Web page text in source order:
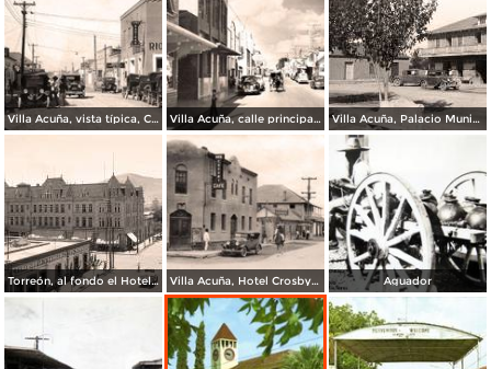
Villa Acuña, vista típica, Café Crosby, 1930 Villa Acuña, calle principal, 1949 Villa Acuña, Palacio Municipal, 1932
Torreón, al fondo el Hotel Salvador, 1928 Villa Acuña, Hotel Crosby, 1927 Aguador